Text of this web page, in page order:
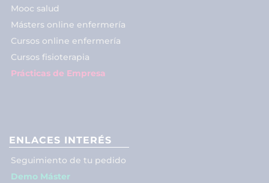
Mooc salud
Másters online enfermería
Cursos online enfermería
Cursos fisioterapia
Prácticas de Empresa
ENLACES INTERÉS
Seguimiento de tu pedido
Demo Máster